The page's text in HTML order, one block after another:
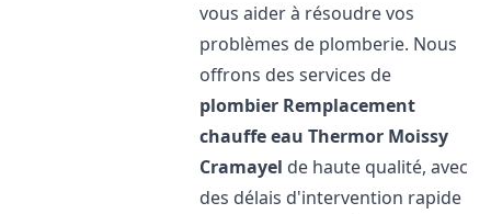
vous aider à résoudre vos
problèmes de plomberie. Nous
offrons des services de
plombier Remplacement
chauffe eau Thermor Moissy
Cramayel de haute qualité, avec
des délais d'intervention rapide